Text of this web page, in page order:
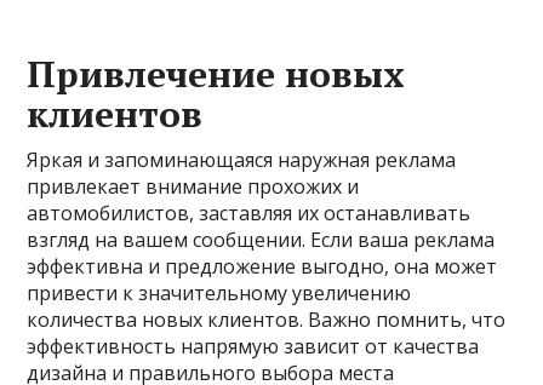
Привлечение новых
клиентов
Яркая и запоминающаяся наружная реклама
привлекает внимание прохожих и
автомобилистов, заставляя их останавливать
взгляд на вашем сообщении. Если ваша реклама
эффективна и предложение выгодно, она может
привести к значительному увеличению
количества новых клиентов. Важно помнить, что
эффективность напрямую зависит от качества
дизайна и правильного выбора места